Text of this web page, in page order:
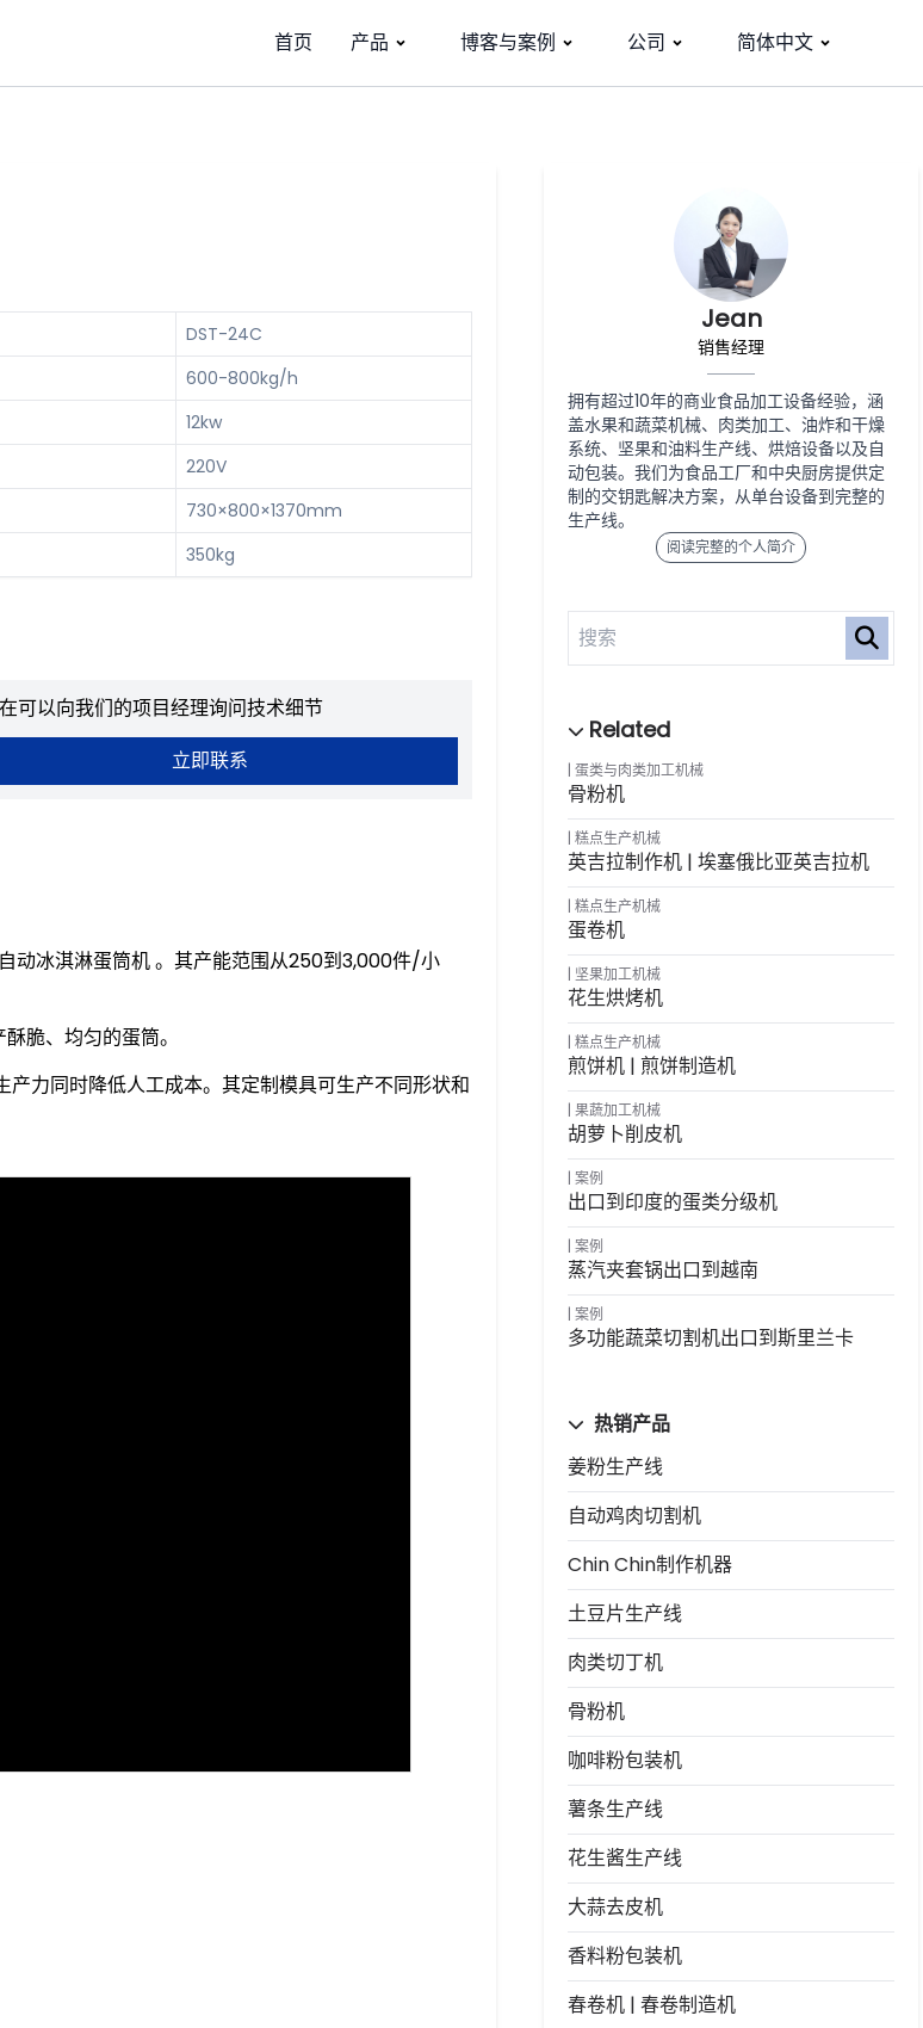
首页 产品 博客与案例 公司 简体中文
DST-24C
600-800kg/h
12kw
220V
730×800×1370mm
350kg
可以向我们的项目经理询问技术细节
立即联系
动冰淇淋蛋筒机 。其产能范围从250到3,000件/小
脆、均匀的蛋筒。
产力同时降低人工成本。其定制模具可生产不同形状和
Jean
销售经理
拥有超过10年的商业食品加工设备经验，涵
盖水果和蔬菜机械、肉类加工、油炸和干燥
系统、坚果和油料生产线、烘焙设备以及自
动包装。我们为食品工厂和中央厨房提供定
制的交钥匙解决方案，从单台设备到完整的
生产线。
阅读完整的个人简介
蛋类与肉类加工机械
骨粉机
糕点生产机械
英吉拉制作机 | 埃塞俄比亚英吉拉机
糕点生产机械
蛋卷机
坚果加工机械
花生烘烤机
糕点生产机械
煎饼机 | 煎饼制造机
果蔬加工机械
胡萝卜削皮机
案例
出口到印度的蛋类分级机
案例
蒸汽夹套锅出口到越南
案例
多功能蔬菜切割机出口到斯里兰卡
热销产品
姜粉生产线
自动鸡肉切割机
Chin Chin制作机器
土豆片生产线
肉类切丁机
骨粉机
咖啡粉包装机
薯条生产线
花生酱生产线
大蒜去皮机
香料粉包装机
春卷机 | 春卷制造机